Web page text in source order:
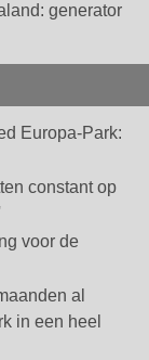
generator
Europa-Park:
constant op
voor de
al
in een heel